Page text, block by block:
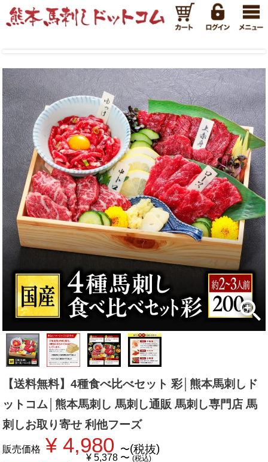
【送料無料】4種食べ比べセット 彩│熊本馬刺しド
ットコム│熊本馬刺し 馬刺し通販 馬刺し専門店 馬
刺しお取り寄せ 利他フーズ
販売価格 ¥ 4,980 〜 税抜
¥ 5,378 〜 税込